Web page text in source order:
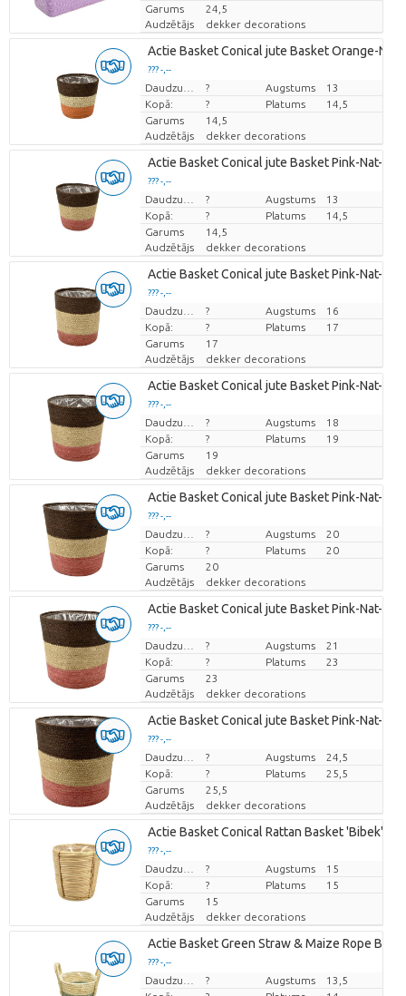
Garums
24,5
Audzētājs
dekker decorations
Actie Basket Conical jute Basket Orange-
??? -,--
Cena par vienību
? Augstums
13
Kopā:
? Platums
14,5
Garums
14,5
Audzētājs
dekker decorations
Actie Basket Conical jute Basket Pink-Nat-
??? -,--
Cena par vienību
? Augstums
13
Kopā:
? Platums
14,5
Garums
14,5
Audzētājs
dekker decorations
Actie Basket Conical jute Basket Pink-Nat-
??? -,--
Cena par vienību
? Augstums
16
Kopā:
? Platums
17
Garums
17
Audzētājs
dekker decorations
Actie Basket Conical jute Basket Pink-Nat-
??? -,--
Cena par vienību
? Augstums
18
Kopā:
? Platums
19
Garums
19
Audzētājs
dekker decorations
Actie Basket Conical jute Basket Pink-Nat-
??? -,--
Cena par vienību
? Augstums
20
Kopā:
? Platums
20
Garums
20
Audzētājs
dekker decorations
Actie Basket Conical jute Basket Pink-Nat-
??? -,--
Cena par vienību
? Augstums
21
Kopā:
? Platums
23
Garums
23
Audzētājs
dekker decorations
Actie Basket Conical jute Basket Pink-Nat-
??? -,--
Cena par vienību
? Augstums
24,5
Kopā:
? Platums
25,5
Garums
25,5
Audzētājs
dekker decorations
Actie Basket Conical Rattan Basket 'Bibek'
??? -,--
Cena par vienību
? Augstums
15
Kopā:
? Platums
15
Garums
15
Audzētājs
dekker decorations
Actie Basket Green Straw & Maize Rope
??? -,--
Cena par vienību
? Augstums
13,5